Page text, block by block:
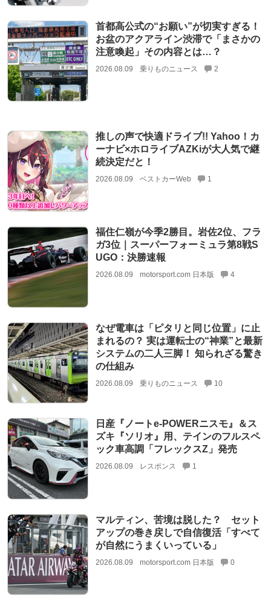
首都高公式の“お願い”が切実すぎる！
お盆のアクアライン渋滞で「まさかの
注意喚起」その内容とは…？
2026.08.09 乗りものニュース 2
推しの声で快適ドライブ!! Yahoo！カ
ーナビ×ホロライブAZKiが大人気で継
続決定だと！
2026.08.09 ベストカーWeb 1
福住仁嶺が今季2勝目。岩佐2位、フラ
ガ3位｜スーパーフォーミュラ第8戦S
UGO：決勝速報
2026.08.09 motorsport.com 日本版 4
なぜ電車は「ピタリと同じ位置」に止
まれるの？ 実は運転士の“神業”と最新
システムの二人三脚！ 知られざる驚き
の仕組み
2026.08.09 乗りものニュース 10
日産『ノートe-POWERニスモ』＆ス
ズキ『ソリオ』用、テインのフルスペ
ック車高調「フレックスZ」発売
2026.08.09 レスポンス 1
マルティン、苦境は脱した？ セット
アップの巻き戻しで自信復活「すべて
が自然にうまくいっている」
2026.08.09 motorsport.com 日本版 0